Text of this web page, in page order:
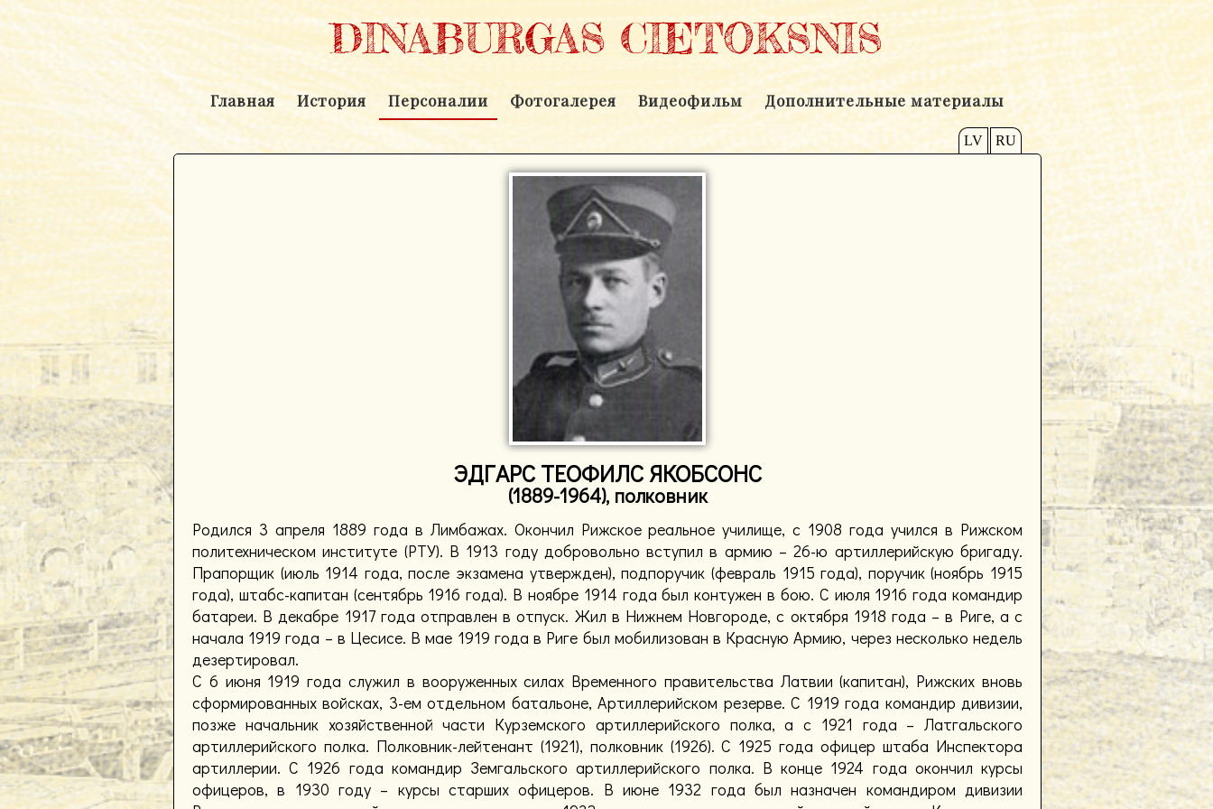
DINABURGAS CIETOKSNIS
Главная История Персоналии Фотогалерея Видеофильм Дополнительные материалы
LV RU
ЭДГАРС ТЕОФИЛС ЯКОБСОНС
(1889-1964), полковник
Родился 3 апреля 1889 года в Лимбажах. Окончил Рижское реальное училище, с 1908 года учился в Рижском
политехническом институте (РТУ). В 1913 году добровольно вступил в армию – 26-ю артиллерийскую бригаду.
Прапорщик (июль 1914 года, после экзамена утвержден), подпоручик (февраль 1915 года), поручик (ноябрь 1915
года), штабс-капитан (сентябрь 1916 года). В ноябре 1914 года был контужен в бою. С июля 1916 года командир
батареи. В декабре 1917 года отправлен в отпуск. Жил в Нижнем Новгороде, с октября 1918 года – в Риге, а с
начала 1919 года – в Цесисе. В мае 1919 года в Риге был мобилизован в Красную Армию, через несколько недель
дезертировал.
С 6 июня 1919 года служил в вооруженных силах Временного правительства Латвии (капитан), Рижских вновь
сформированных войсках, 3-ем отдельном батальоне, Артиллерийском резерве. С 1919 года командир дивизии,
позже начальник хозяйственной части Курземского артиллерийского полка, а с 1921 года – Латгальского
артиллерийского полка. Полковник-лейтенант (1921), полковник (1926). С 1925 года офицер штаба Инспектора
артиллерии. С 1926 года командир Земгальского артиллерийского полка. В конце 1924 года окончил курсы
офицеров, в 1930 году – курсы старших офицеров. В июне 1932 года был назначен командиром дивизии